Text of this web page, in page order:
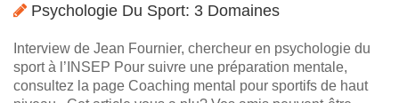
Psychologie Du Sport: 3 Domaines
Interview de Jean Fournier, chercheur en psychologie du
sport à l’INSEP Pour suivre une préparation mentale,
consultez la page Coaching mental pour sportifs de haut